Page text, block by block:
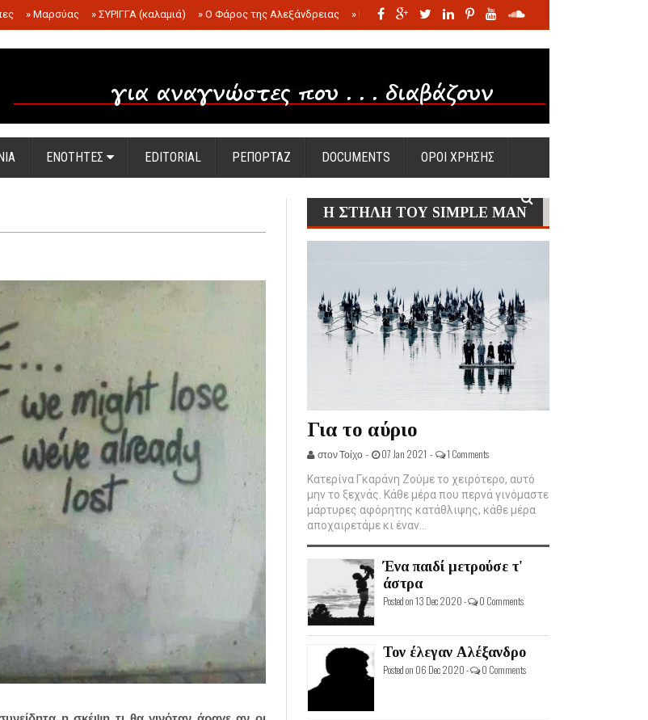
» Μαρσύας » ΣΥΡΙΓΓΑ (καλαμιά) » Ο Φάρος της Αλεξάνδρειας » Η σφαγή των νηπίων της Σάντας
ΕΝΟΤΗΤΕΣ EDITORIAL ΡΕΠΟΡΤΑΖ DOCUMENTS ΟΡΟΙ ΧΡΗΣΗΣ
Η ΣΤΗΛΗ ΤΟΥ SIMPLE MAN
Για το αύριο
στον Τοίχο - 07 Jan 2021 - 1 Comments
Κατερίνα Γκαράνη Ζούμε το χειρότερο, αυτό
μην το ξεχνάς. Κάθε μέρα που περνά γινόμαστε
μάρτυρες αφόρητης κατάθλιψης, κάθε μέρα
αποχαιρετάμε κι έναν...
Ένα παιδί μετρούσε τ'
άστρα
Posted on 13 Dec 2020 - 0 Comments
Τον έλεγαν Αλέξανδρο
Posted on 06 Dec 2020 - 0 Comments